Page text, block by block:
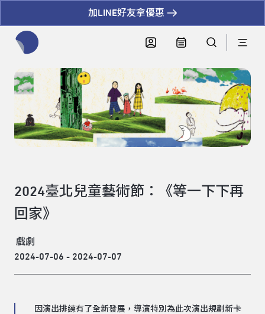
加LINE好友拿優惠
2024臺北兒童藝術節：《等一下下再
回家》
戲劇
2024-07-06 - 2024-07-07
因演出排練有了全新發展，導演特別為此次演出規劃新卡